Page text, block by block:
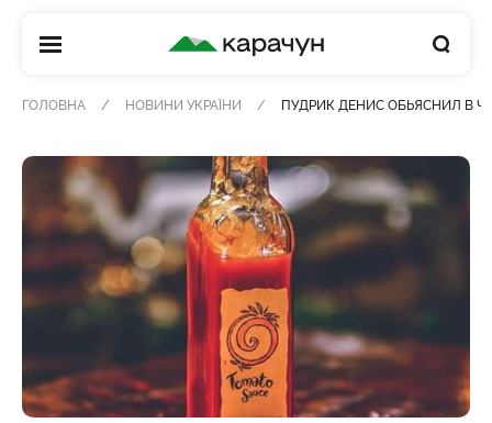
КАРАЧУН
ГОЛОВНА НОВИНИ УКРАЇНИ ПУДРИК ДЕНИС ОБЬЯСНИЛ В